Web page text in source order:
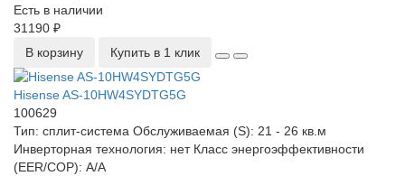
Есть в наличии
31190 ₽
В корзину
Купить в 1 клик
Hisense AS-10HW4SYDTG5G
100629
Тип: сплит-система Обслуживаемая (S): 21 - 26 кв.м
Инверторная технология: нетКласс энергоэффективности
(EER/COP): A/A